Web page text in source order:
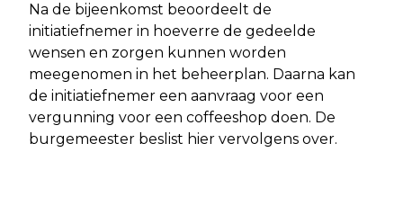
Na de bijeenkomst beoordeelt de
initiatiefnemer in hoeverre de gedeelde
wensen en zorgen kunnen worden
meegenomen in het beheerplan. Daarna kan
de initiatiefnemer een aanvraag voor een
vergunning voor een coffeeshop doen. De
burgemeester beslist hier vervolgens over.